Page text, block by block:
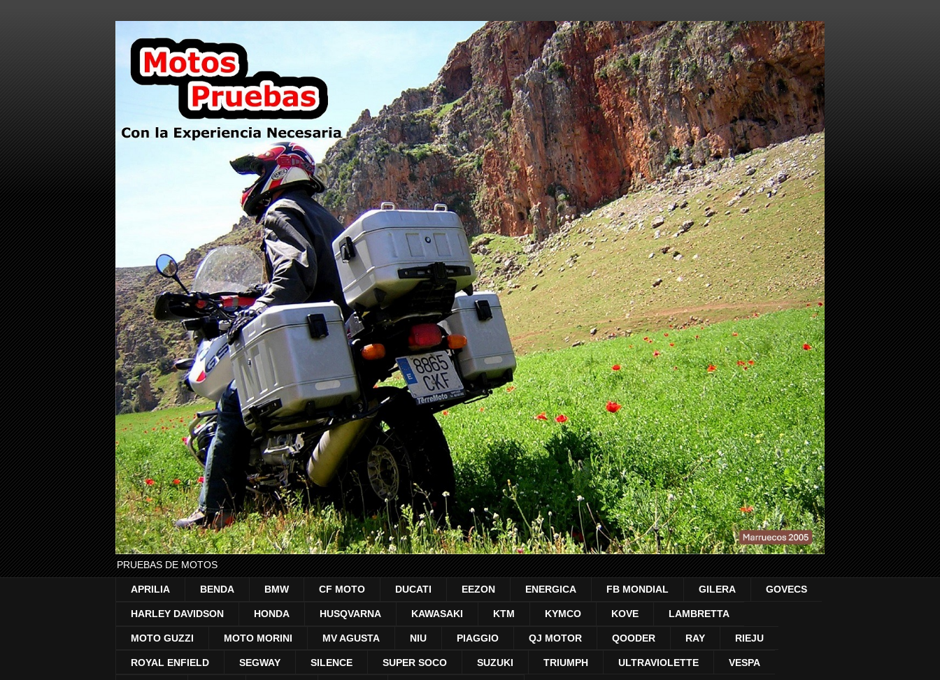
PRUEBAS DE MOTOS
APRILIA BENDA BMW CF MOTO DUCATI EEZON ENERGICA FB MONDIAL GILERA GOVECS
HARLEY DAVIDSON HONDA HUSQVARNA KAWASAKI KTM KYMCO KOVE LAMBRETTA
MOTO GUZZI MOTO MORINI MV AGUSTA NIU PIAGGIO QJ MOTOR QOODER RAY RIEJU
ROYAL ENFIELD SEGWAY SILENCE SUPER SOCO SUZUKI TRIUMPH ULTRAVIOLETTE VESPA